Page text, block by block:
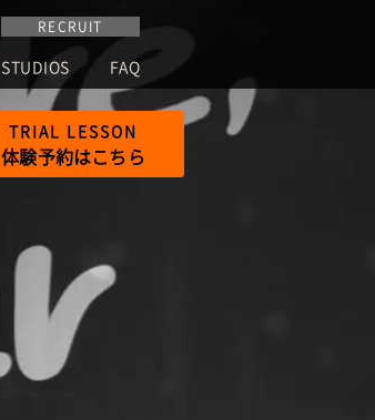
RECRUIT
STUDIOS FAQ
TRIAL LESSON
体験予約はこちら